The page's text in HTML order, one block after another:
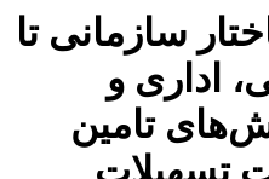
سازمانی تا
اداری و
تامین